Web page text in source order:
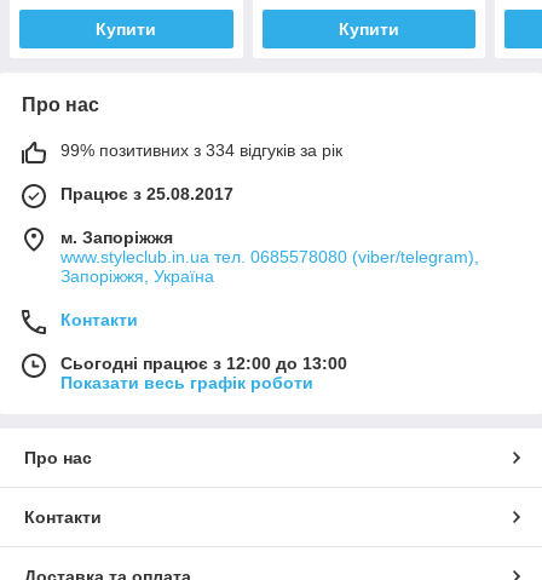
Купити Купити
Про нас
99% позитивних з 334 відгуків за рік
Працює з 25.08.2017
м. Запоріжжя
www.styleclub.in.ua тел. 0685578080 (viber/telegram),
Запоріжжя, Україна
Контакти
Сьогодні працює з 12:00 до 13:00
Показати весь графік роботи
Про нас
Контакти